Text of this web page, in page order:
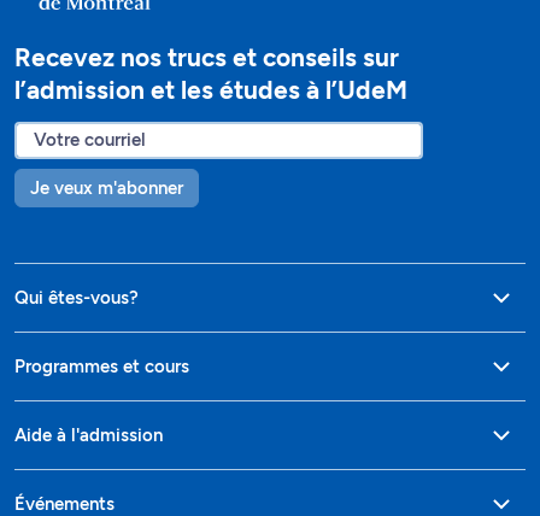
Recevez nos trucs et conseils sur
l’admission et les études à l’UdeM
Je veux m'abonner
Qui êtes-vous?
Programmes et cours
Aide à l'admission
Événements